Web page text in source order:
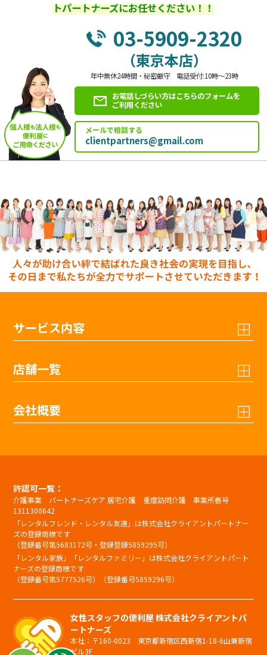
トパートナーズにお任せください！！
03-5909-2320
（東京本店）
年中無休24時間・秘密厳守 電話受付:10時～23時
お電話しづらい方はこちらのフォームを
ご利用ください
メールで相談する
clientpartners@gmail.com
サービス内容
店舗一覧
会社概要
許認可一覧：
介護事業 パートナーズケア 居宅介護 重度訪問介護 事業所番号
1311300642
「レンタルフレンド・レンタル友達」は株式会社クライアントパートナー
ズの登録商標です
（登録番号第5683172号・登録登録5859295号）
「レンタル家族」「レンタルファミリー」は株式会社クライアントパート
ナーズの登録商標です
（登録番号第5777526号）（登録番号5859296号）
女性スタッフの便利屋 株式会社クライアントパ
ートナーズ
本社：〒160-0023 東京都新宿区西新宿1-18-6山兼新宿
ビル3F